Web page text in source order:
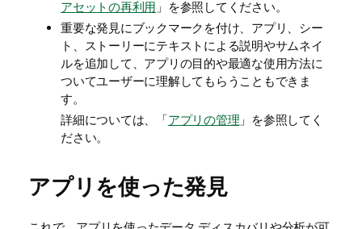
アセットの再利用 」を参照してください。
重要な発見にブックマークを付け、アプリ、シー
ト、ストーリーにテキストによる説明やサムネイ
ルを追加して、アプリの目的や最適な使用方法に
ついてユーザーに理解してもらうこともできま
す。
詳細については、「アプリの管理 」を参照してく
ださい。
アプリを使った発見